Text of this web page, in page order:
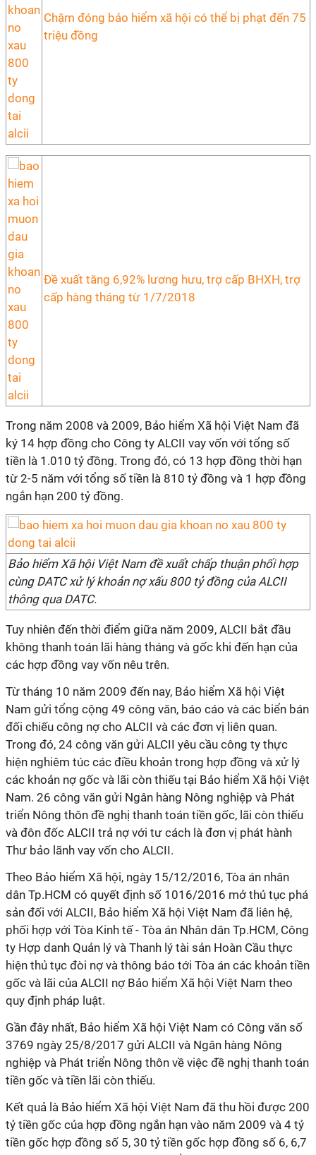
Chậm đóng bảo hiểm xã hội có thể bị phạt đến 75
triệu đồng
Đề xuất tăng 6,92% lương hưu, trợ cấp BHXH, trợ
cấp hàng tháng từ 1/7/2018
Trong năm 2008 và 2009, Bảo hiểm Xã hội Việt Nam đã
ký 14 hợp đồng cho Công ty ALCII vay vốn với tổng số
tiền là 1.010 tỷ đồng. Trong đó, có 13 hợp đồng thời hạn
từ 2-5 năm với tổng số tiền là 810 tỷ đồng và 1 hợp đồng
ngắn hạn 200 tỷ đồng.
Bảo hiểm Xã hội Việt Nam đề xuất chấp thuận phối hợp
cùng DATC xử lý khoản nợ xấu 800 tỷ đồng của ALCII
thông qua DATC.
Tuy nhiên đến thời điểm giữa năm 2009, ALCII bắt đầu
không thanh toán lãi hàng tháng và gốc khi đến hạn của
các hợp đồng vay vốn nêu trên.
Từ tháng 10 năm 2009 đến nay, Bảo hiểm Xã hội Việt
Nam gửi tổng cộng 49 công văn, báo cáo và các biển bán
đối chiếu công nợ cho ALCII và các đơn vị liên quan.
Trong đó, 24 công văn gửi ALCII yêu cầu công ty thực
hiện nghiêm túc các điều khoản trong hợp đồng và xử lý
các khoản nợ gốc và lãi còn thiếu tại Bảo hiểm Xã hội Việt
Nam. 26 công văn gửi Ngân hàng Nông nghiệp và Phát
triển Nông thôn đề nghị thanh toán tiền gốc, lãi còn thiếu
và đôn đốc ALCII trả nợ với tư cách là đơn vị phát hành
Thư bảo lãnh vay vốn cho ALCII.
Theo Bảo hiểm Xã hội, ngày 15/12/2016, Tòa án nhân
dân Tp.HCM có quyết định số 1016/2016 mở thủ tục phá
sản đối với ALCII, Bảo hiểm Xã hội Việt Nam đã liên hệ,
phối hợp với Tòa Kinh tế - Tòa án Nhân dân Tp.HCM, Công
ty Hợp danh Quản lý và Thanh lý tài sản Hoàn Cầu thực
hiện thủ tục đòi nợ và thông báo tới Tòa án các khoản tiền
gốc và lãi của ALCII nợ Bảo hiểm Xã hội Việt Nam theo
quy định pháp luật.
Gần đây nhất, Bảo hiểm Xã hội Việt Nam có Công văn số
3769 ngày 25/8/2017 gửi ALCII và Ngân hàng Nông
nghiệp và Phát triển Nông thôn về việc đề nghị thanh toán
tiền gốc và tiền lãi còn thiếu.
Kết quả là Bảo hiểm Xã hội Việt Nam đã thu hồi được 200
tỷ tiền gốc của hợp đồng ngắn hạn vào năm 2009 và 4 tỷ
tiền gốc hợp đồng số 5, 30 tỷ tiền gốc hợp đồng số 6, 6,7